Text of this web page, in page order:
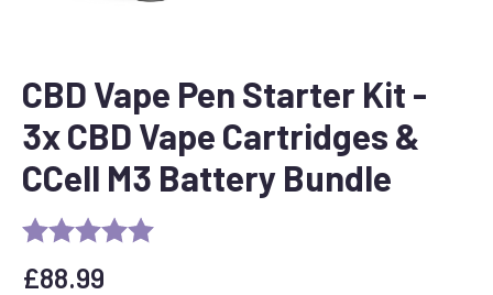
CBD Vape Pen Starter Kit -
3x CBD Vape Cartridges &
CCell M3 Battery Bundle
£88.99